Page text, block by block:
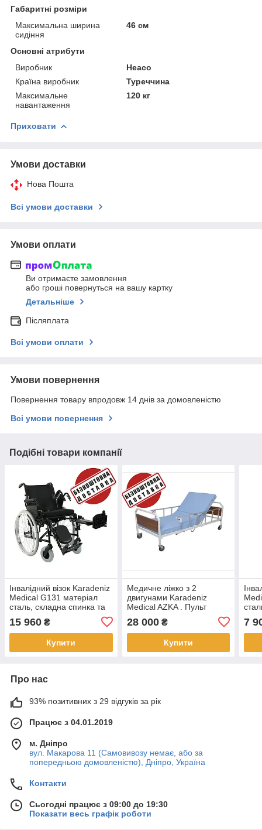
Габаритні розміри
Максимальна ширина
сидіння
46 см
Основні атрибути
Виробник
Heaco
Країна виробник
Туреччина
Максимальне
навантаження
120 кг
Приховати
Умови доставки
Нова Пошта
Всі умови доставки
Умови оплати
Ви отримаєте замовлення
або гроші повернуться на вашу картку
Детальніше
Післяплата
Всі умови оплати
Умови повернення
Повернення товару впродовж 14 днів за домовленістю
Всі умови повернення
Подібні товари компанії
Інвалідний візок Karadeniz
Medical G131 матеріал
сталь, складна спинка та
швидкознімні осі, до 120 кг
15 960 ₴
Купити
Медичне ліжко з 2
двигунами Karadeniz
Medical AZKA . Пульт
дистанційного керування
28 000₴
Купити
7
Про нас
93% позитивних з 29 відгуків за рік
Працює з 04.01.2019
м. Дніпро
вул. Макарова 11 (Самовивозу немає, або за
попередньою домовленістю), Дніпро, Україна
Контакти
Сьогодні працює з 09:00 до 19:30
Показати весь графік роботи